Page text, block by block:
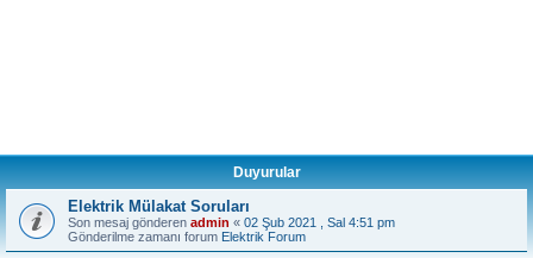
Duyurular
Elektrik Mülakat Soruları
Son mesaj gönderen admin « 02 Şub 2021 , Sal 4:51 pm
Gönderilme zamanı forum Elektrik Forum